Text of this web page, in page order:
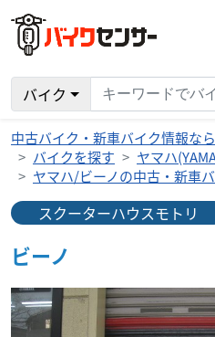
バイク
中古バイク・新車バイク情報な
バイクを探す
ヤマハ
ヤマハ/ビーノの中古・新車
スクーターハウスモトリ
ビーノ